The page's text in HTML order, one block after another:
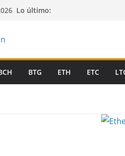
Lo último:
BTG ETH ETC